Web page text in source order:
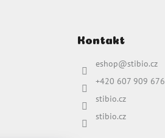
Kontakt
eshop@stibio.cz
+420 607 909 676
stibio.cz
stibio.cz